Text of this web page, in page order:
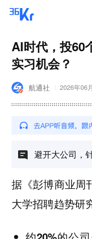
AI时代，投60
实习机会？
航通社 2026年06
避开大公司，
据《彭博商业周
大学招聘趋势研